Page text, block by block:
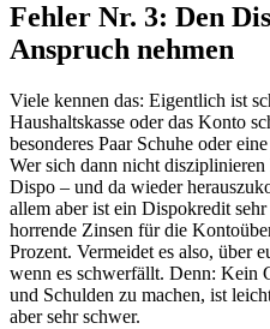
Fehler Nr. 3: Den
Anspruch nehmen
Viele kennen das: Eigentlich ist
Haushaltskasse oder das Konto
besonderes Paar Schuhe oder
Wer sich dann nicht
Dispo – und da wieder
allem aber ist ein Dispokredit
horrende Zinsen für die
Prozent. Vermeidet es also, über
wenn es schwerfällt. Denn: Kein
und Schulden zu machen, ist
abersehrschwer.